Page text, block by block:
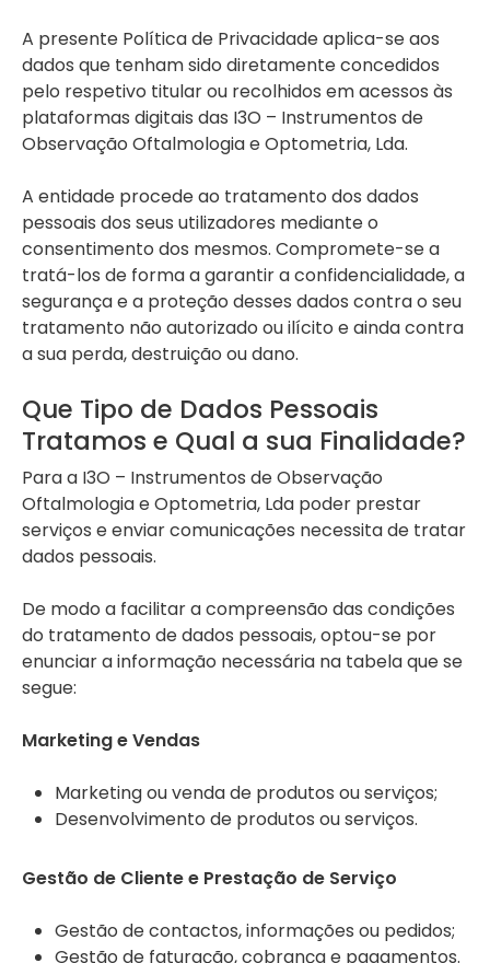
A presente Política de Privacidade aplica-se aos
dados que tenham sido diretamente concedidos
pelo respetivo titular ou recolhidos em acessos às
plataformas digitais das I3O – Instrumentos de
Observação Oftalmologia e Optometria, Lda.
A entidade procede ao tratamento dos dados
pessoais dos seus utilizadores mediante o
consentimento dos mesmos. Compromete-se a
tratá-los de forma a garantir a confidencialidade, a
segurança e a proteção desses dados contra o seu
tratamento não autorizado ou ilícito e ainda contra
a sua perda, destruição ou dano.
Que Tipo de Dados Pessoais
Tratamos e Qual a sua Finalidade?
Para a I3O – Instrumentos de Observação
Oftalmologia e Optometria, Lda poder prestar
serviços e enviar comunicações necessita de tratar
dados pessoais.
De modo a facilitar a compreensão das condições
do tratamento de dados pessoais, optou-se por
enunciar a informação necessária na tabela que se
segue:
Marketing e Vendas
Marketing ou venda de produtos ou serviços;
Desenvolvimento de produtos ou serviços.
Gestão de Cliente e Prestação de Serviço
Gestão de contactos, informações ou pedidos;
Gestão de faturação, cobrança e pagamentos.